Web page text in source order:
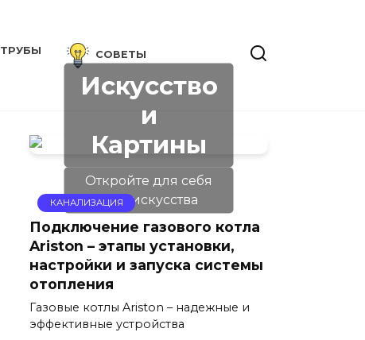
ТРУБЫ СОВЕТЫ
Искусство
и
Картины
Откройте для себя
мир искусства
КАНАЛИЗАЦИЯ
Подключение газового котла
Ariston – этапы установки,
настройки и запуска системы
отопления
Газовые котлы Ariston – надежные и
эффективные устройства